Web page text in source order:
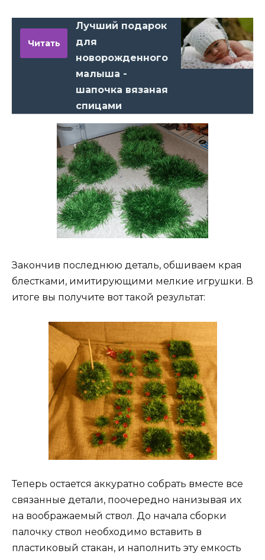
Читать
Лучший подарок
для
новорожденного
малыша -
шапочка вязаная
спицами
Закончив последнюю деталь, обшиваем края
блестками, имитирующими мелкие игрушки. В
итоге вы получите вот такой результат:
Теперь остается аккуратно собрать вместе все
связанные детали, поочередно нанизывая их
на воображаемый ствол. До начала сборки
палочку ствол необходимо вставить в
пластиковый стакан, и наполнить эту емкость